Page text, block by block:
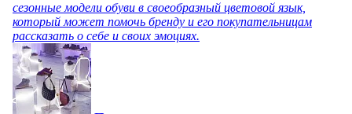
сезонные модели обуви в своеобразный цветовой язык,
который может помочь бренду и его покупательницам
рассказать о себе и своих эмоциях.